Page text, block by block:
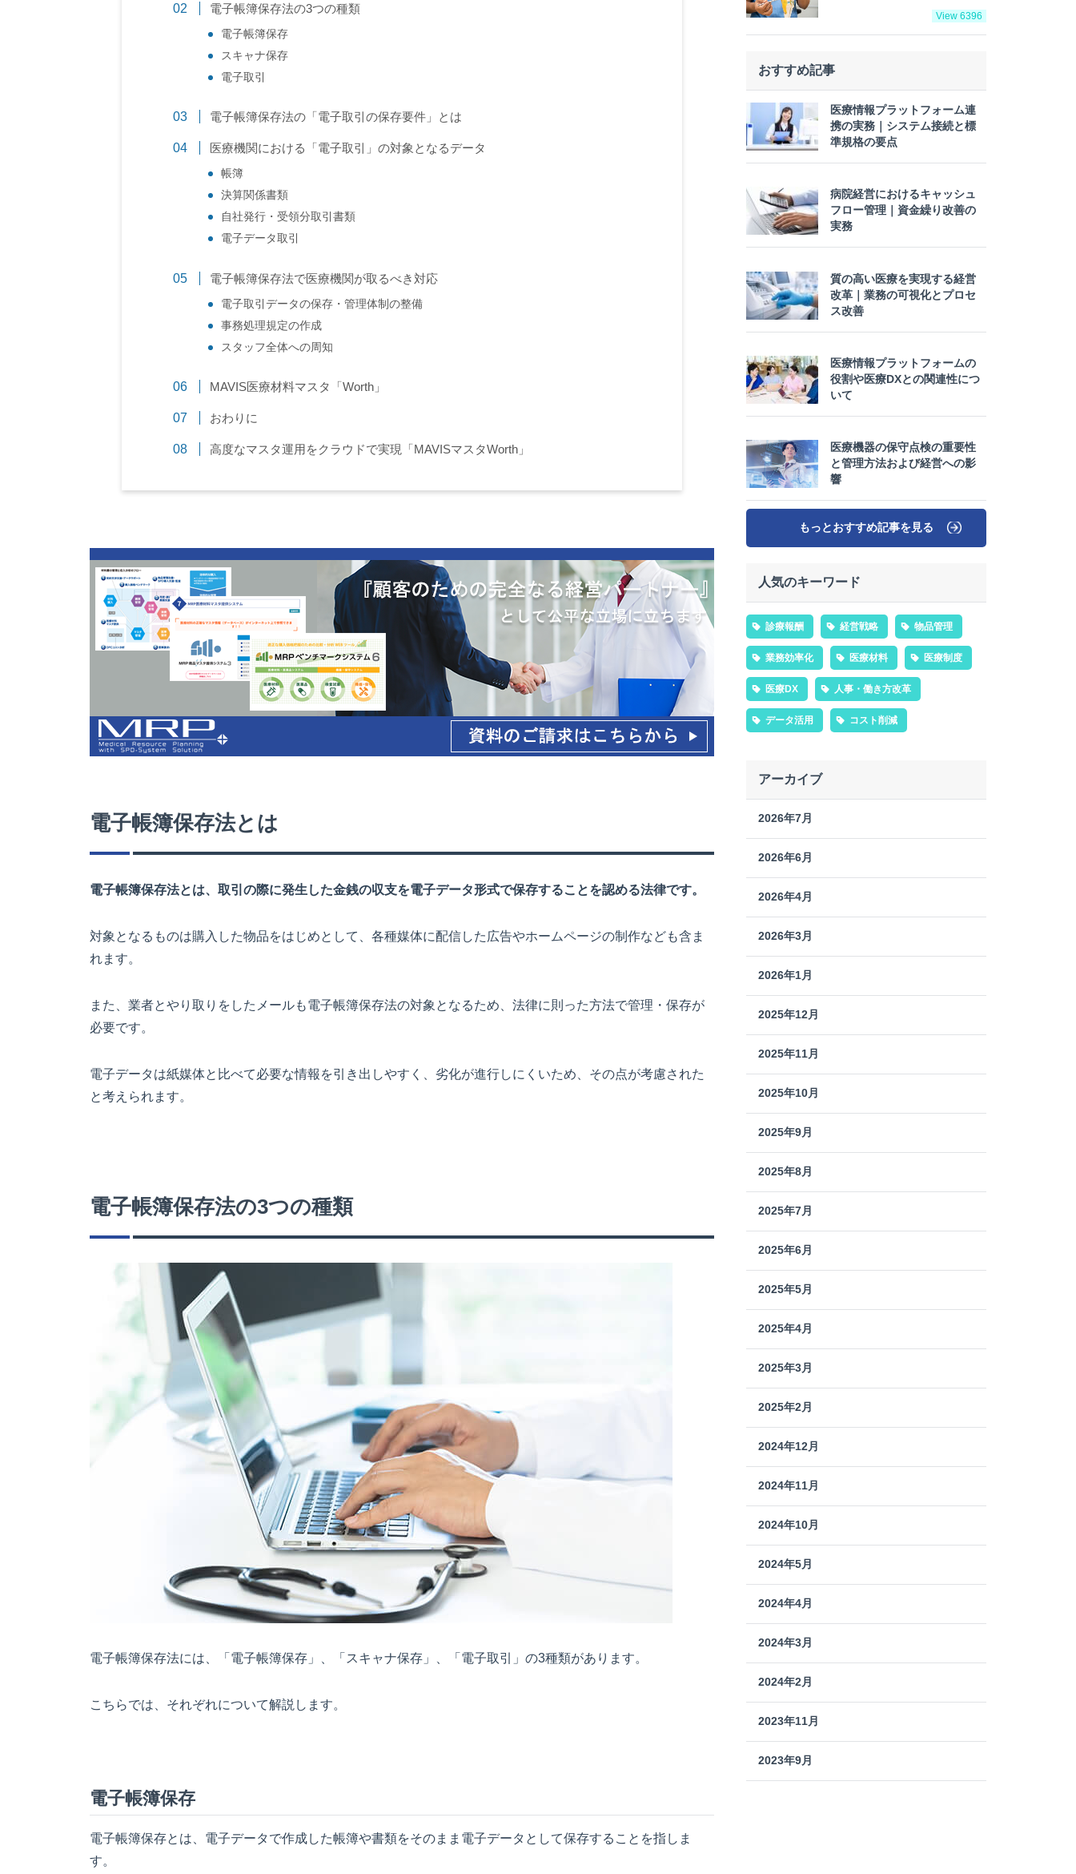
電子帳簿保存法の3つの種類
電子帳簿保存
スキャナ保存
電子取引
電子帳簿保存法の「電子取引の保存要件」とは
医療機関における「電子取引」の対象となるデータ
帳簿
決算関係書類
自社発行・受領分取引書類
電子データ取引
電子帳簿保存法で医療機関が取るべき対応
電子取引データの保存・管理体制の整備
事務処理規定の作成
スタッフ全体への周知
MAVIS医療材料マスタ「Worth」
おわりに
高度なマスタ運用をクラウドで実現「MAVISマスタWorth」
電子帳簿保存法とは
電子帳簿保存法とは、取引の際に発生した金銭の収支を電子データ形式で保存することを認める法律です。
対象となるものは購入した物品をはじめとして、各種媒体に配信した広告やホームページの制作なども含ま
れます。
また、業者とやり取りをしたメールも電子帳簿保存法の対象となるため、法律に則った方法で管理・保存が
必要です。
電子データは紙媒体と比べて必要な情報を引き出しやすく、劣化が進行しにくいため、その点が考慮された
と考えられます。
電子帳簿保存法の3つの種類
電子帳簿保存法には、「電子帳簿保存」、「スキャナ保存」、「電子取引」の3種類があります。
こちらでは、それぞれについて解説します。
電子帳簿保存
電子帳簿保存とは、電子データで作成した帳簿や書類をそのまま電子データとして保存することを指しま
す。
View 6396
おすすめ記事
医療情報プラットフォーム連
携の実務｜システム接続と標
準規格の要点
病院経営におけるキャッシュ
フロー管理｜資金繰り改善の
実務
質の高い医療を実現する経営
改革｜業務の可視化とプロセ
ス改善
医療情報プラットフォームの
役割や医療DXとの関連性につ
いて
医療機器の保守点検の重要性
と管理方法および経営への影
響
もっとおすすめ記事を見る
人気のキーワード
診療報酬 経営戦略 物品管理
業務効率化 医療材料 医療制度
医療DX 人事・働き方改革
データ活用 コスト削減
アーカイブ
2026年7月
2026年6月
2026年4月
2026年3月
2026年1月
2025年12月
2025年11月
2025年10月
2025年9月
2025年8月
2025年7月
2025年6月
2025年5月
2025年4月
2025年3月
2025年2月
2024年12月
2024年11月
2024年10月
2024年5月
2024年4月
2024年3月
2024年2月
2023年11月
2023年9月